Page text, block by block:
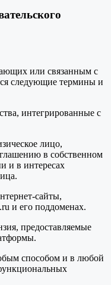
или связанным с
следующие термины и
интегрированные с
лицо,
в собственном
и в интересах
сайты,
и его поддоменах.
предоставляемые
способом и в любой